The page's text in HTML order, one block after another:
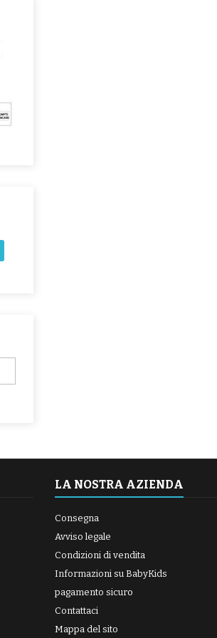
LA NOSTRA AZIENDA
Consegna
Avviso legale
Condizioni di vendita
Informazioni su BabyKids
pagamento sicuro
Contattaci
Mappa del sito